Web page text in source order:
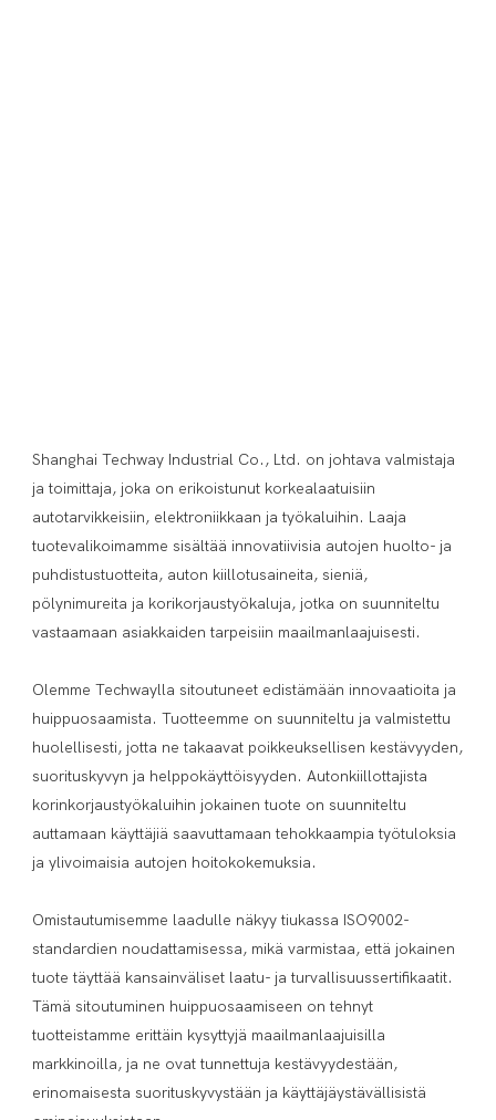
Shanghai Techway Industrial Co., Ltd. on johtava valmistaja
ja toimittaja, joka on erikoistunut korkealaatuisiin
autotarvikkeisiin, elektroniikkaan ja työkaluihin. Laaja
tuotevalikoimamme sisältää innovatiivisia autojen huolto- ja
puhdistustuotteita, auton kiillotusaineita, sieniä,
pölynimureita ja korikorjaustyökaluja, jotka on suunniteltu
vastaamaan asiakkaiden tarpeisiin maailmanlaajuisesti.
Olemme Techwaylla sitoutuneet edistämään innovaatioita ja
huippuosaamista. Tuotteemme on suunniteltu ja valmistettu
huolellisesti, jotta ne takaavat poikkeuksellisen kestävyyden,
suorituskyvyn ja helppokäyttöisyyden. Autonkiillottajista
korinkorjaustyökaluihin jokainen tuote on suunniteltu
auttamaan käyttäjiä saavuttamaan tehokkaampia työtuloksia
ja ylivoimaisia ​​autojen hoitokokemuksia.
Omistautumisemme laadulle näkyy tiukassa ISO9002-
standardien noudattamisessa, mikä varmistaa, että jokainen
tuote täyttää kansainväliset laatu- ja turvallisuussertifikaatit.
Tämä sitoutuminen huippuosaamiseen on tehnyt
tuotteistamme erittäin kysyttyjä maailmanlaajuisilla
markkinoilla, ja ne ovat tunnettuja kestävyydestään,
erinomaisesta suorituskyvystään ja käyttäjäystävällisistä